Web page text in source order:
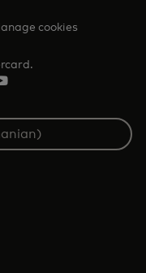
cookies